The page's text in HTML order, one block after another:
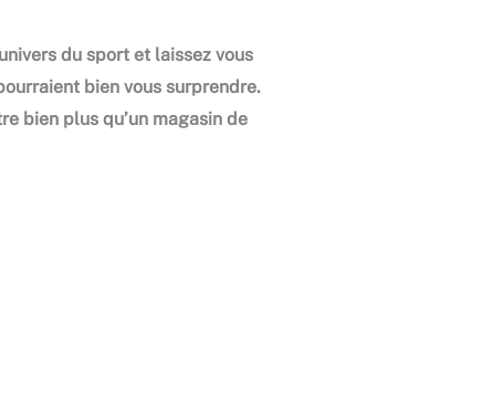
du sport et laissez vous
bien vous surprendre.
bien plus qu’un magasin de